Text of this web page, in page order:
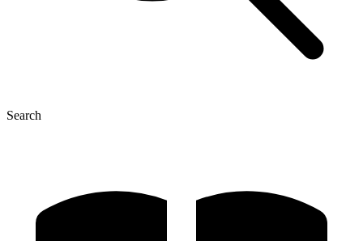
Search